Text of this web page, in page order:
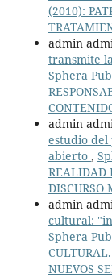
(2010):
admin
transmite
Sphera
admin
estudio del
abierto ,
REALIDAD
DISCURSO
admin
cultural:
Sphera
NUEVOS